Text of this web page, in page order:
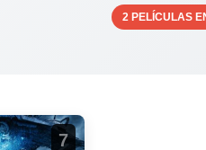
2 PELÍCULAS
7